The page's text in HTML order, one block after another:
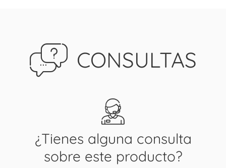
CONSULTAS
¿Tienes alguna consulta
sobre este producto?